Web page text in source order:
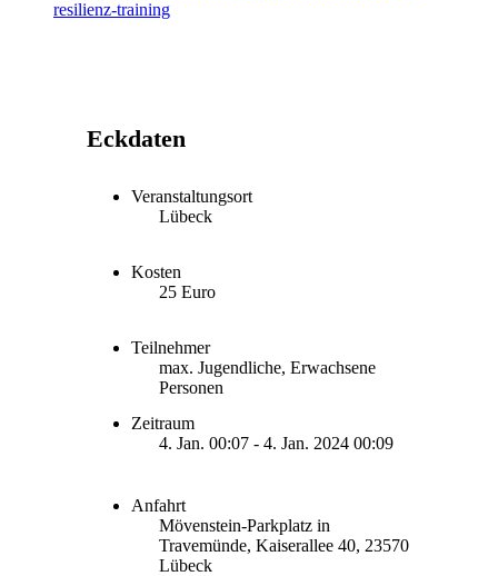
resilienz-training
Eckdaten
Veranstaltungsort
Lübeck
Kosten
25 Euro
Teilnehmer
max. Jugendliche, Erwachsene
Personen
Zeitraum
4. Jan. 00:07 - 4. Jan. 2024 00:09
Anfahrt
Mövenstein-Parkplatz in
Travemünde, Kaiserallee 40, 23570
Lübeck